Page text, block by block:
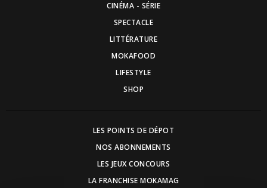
CINÉMA - SÉRIE
SPECTACLE
LITTÉRATURE
MOKAFOOD
LIFESTYLE
SHOP
LES POINTS DE DÉPOT
NOS ABONNEMENTS
LES JEUX CONCOURS
LA FRANCHISE MOKAMAG